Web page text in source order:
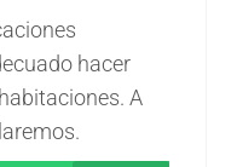
hacer
A